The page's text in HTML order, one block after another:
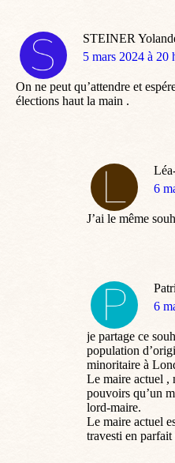
STEINER
dit
5 mars 2024 à 20
On ne peut qu’attendre et
élections haut la main .
dit
6
J’ai le même
dit
6
je partage ce
population
minoritaire à
Le maire actuel ,
pouvoirs qu’un
lord-maire.
Le maire actuel
travesti en parfait